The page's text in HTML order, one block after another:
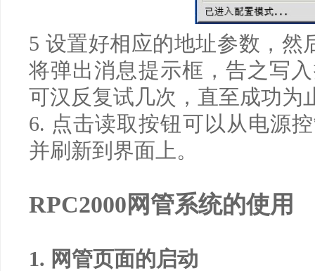
5 设置好相应的地址参数，然
将弹出消息提示框，告之写
可汉反复试几次，直至成功为
6. 点击读取按钮可以从电源
并刷新到界面上。
RPC2000 网管系统的使用
1. 网管页面的启动